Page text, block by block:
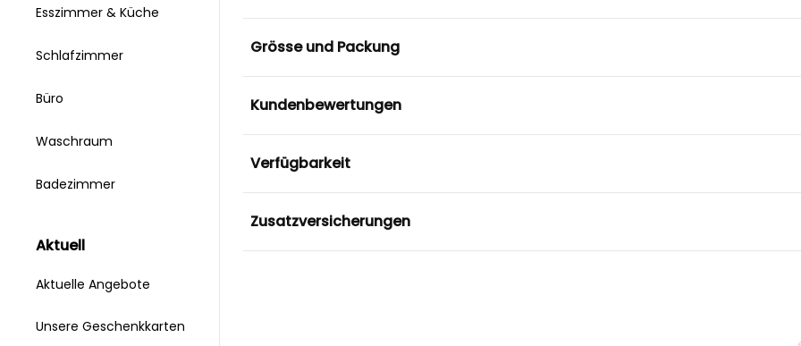
Esszimmer & Küche
Schlafzimmer
Büro
Waschraum
Badezimmer
aktuell
Aktuelle Angebote
Unsere Geschenkkarten
Grösse und Packung
Kundenbewertungen
Verfügbarkeit
Zusatzversicherungen